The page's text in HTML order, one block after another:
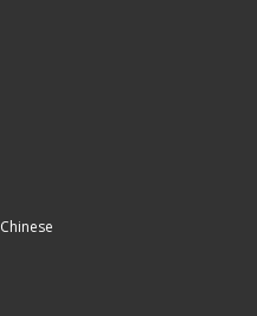
Chinese